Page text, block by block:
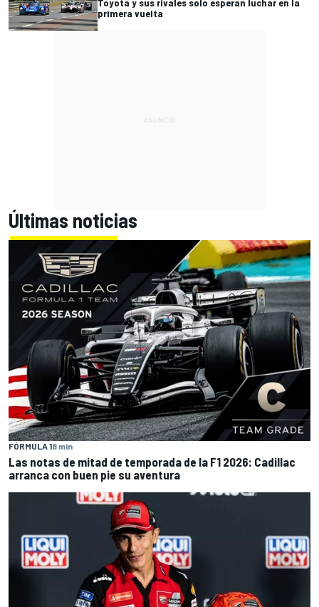
Toyota y sus rivales solo esperan luchar en la
primera vuelta
Últimas noticias
FÓRMULA 18 min
Las notas de mitad de temporada de la F1 2026: Cadillac
arranca con buen pie su aventura